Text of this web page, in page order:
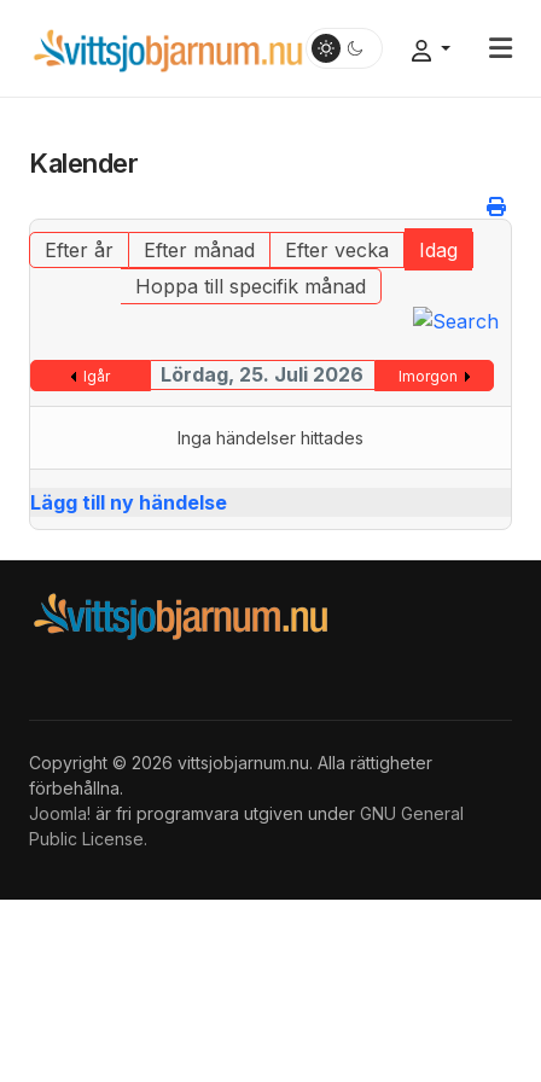
Kalender
Efter år Efter månad Efter vecka
Idag
Hoppa till specifik månad
Igår Lördag, 25. Juli 2026 Imorgon
Inga händelser hittades
Lägg till ny händelse
Copyright © 2026 vittsjobjarnum.nu. Alla rättigheter
förbehållna.
Joomla! är fri programvara utgiven under GNU General
Public License.